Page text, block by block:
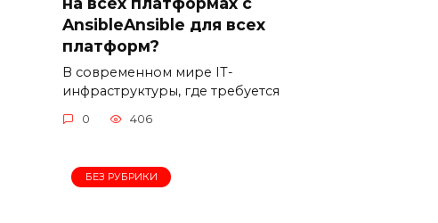
AnsibleAnsible для всех
платформ?
В современном мире IT-
инфраструктуры, где требуется
0 406
БЕЗ РУБРИКИ